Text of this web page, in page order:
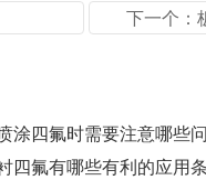
下一个：
涂四氟时需要注意哪些
四氟有哪些有利的应用